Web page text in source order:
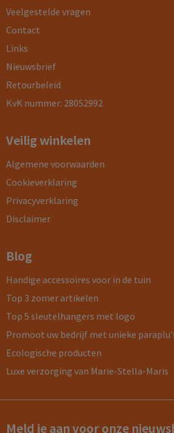
Veelgestelde vragen
Contact
Links
Nieuwsbrief
Retourbeleid
KvK nummer: 28052992
Veilig winkelen
Algemene voorwaarden
Cookieverklaring
Privacyverklaring
Disclaimer
Blog
Handige accessoires voor in de tuin
Top 3 zomer artikelen
Top 5 sleutelhangers met logo
Promoot uw bedrijf met unieke
Ecologische producten
Luxe verzorging van Marie-Stella-Maris
Meld je aan voor onze